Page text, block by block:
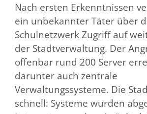
Nach ersten Erkenntnissen
ein unbekannter Täter über
Schulnetzwerk Zugriff auf
der Stadtverwaltung. Der
offenbar rund 200 Server
darunter auch zentrale
Verwaltungssysteme. Die
schnell: Systeme wurden